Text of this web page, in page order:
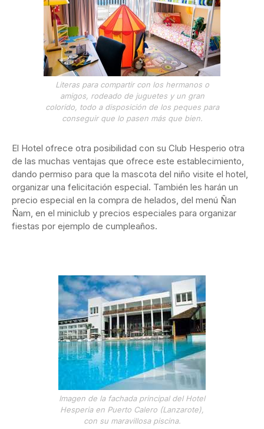
Literas para compartir con los hermanos o
amigos, rodeado de juguetes y un gran
colorido, todo a disposición de los peques para
conseguir que lo pasen más que bien.
El Hotel ofrece otra posibilidad con su Club Hesperio otra
de las muchas ventajas que ofrece este establecimiento,
dando permiso para que la mascota del niño visite el hotel,
organizar una felicitación especial. También les harán un
precio especial en la compra de helados, del menú Ñan
Ñam, en el miniclub y precios especiales para organizar
fiestas por ejemplo de cumpleaños.
Imagen de la fachada principal del Hotel
Hesperia en Puerto Calero (Lanzarote),
con su maravillosa piscina.